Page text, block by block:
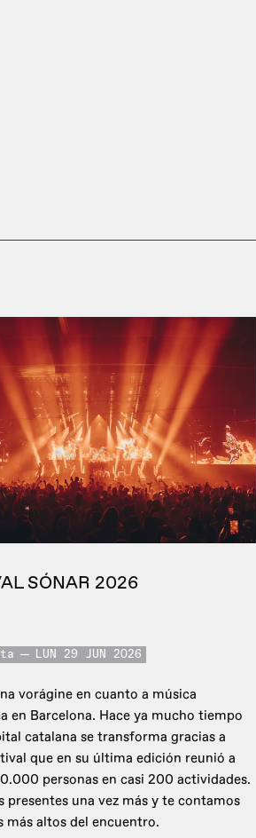
SÓNAR 2026
LUN 29 JUN 2026
vorágine en cuanto a música
en Barcelona. Hace ya mucho tiempo
catalana se transforma gracias a
que en su última edición reunió a
personas en casi 200 actividades.
presentes una vez más y te contamos
más altos del encuentro.